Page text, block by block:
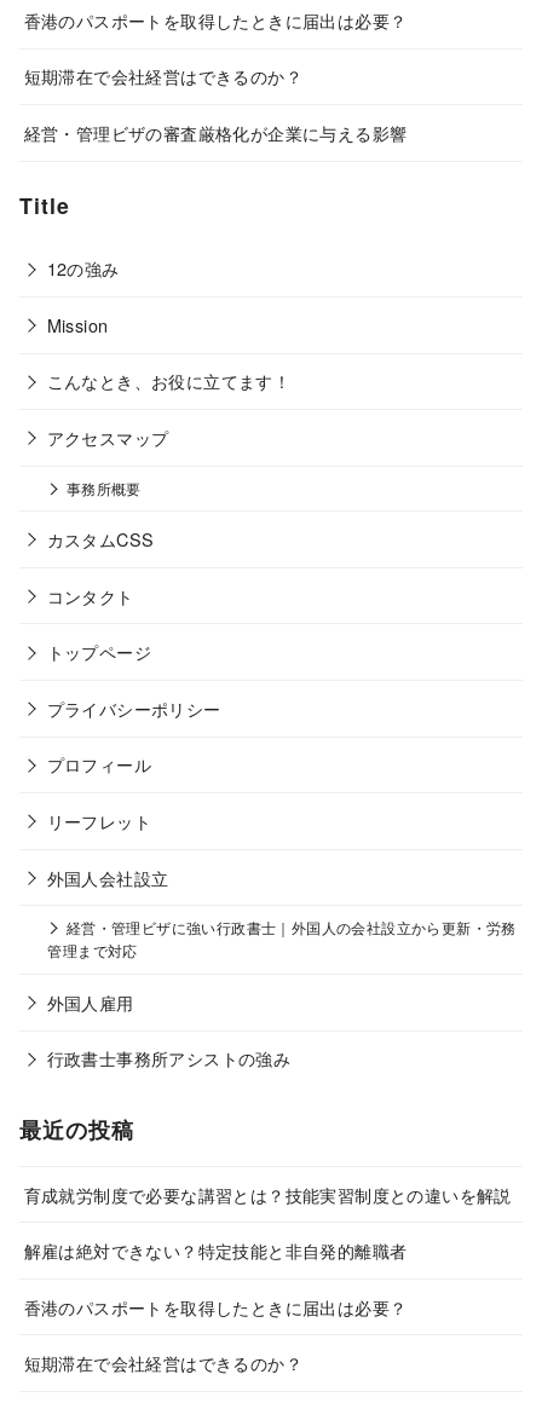
香港のパスポートを取得したときに届出は必要？
短期滞在で会社経営はできるのか？
経営・管理ビザの審査厳格化が企業に与える影響
Title
12の強み
Mission
こんなとき、お役に立てます！
アクセスマップ
事務所概要
カスタムCSS
コンタクト
トップページ
プライバシーポリシー
プロフィール
リーフレット
外国人会社設立
経営・管理ビザに強い行政書士｜外国人の会社設立から更新・労務
管理まで対応
外国人雇用
行政書士事務所アシストの強み
最近の投稿
育成就労制度で必要な講習とは？技能実習制度との違いを解説
解雇は絶対できない？特定技能と非自発的離職者
香港のパスポートを取得したときに届出は必要？
短期滞在で会社経営はできるのか？